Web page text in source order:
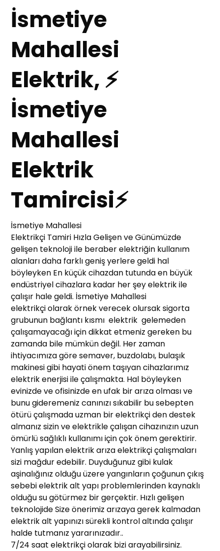
İsmetiye
Mahallesi
Elektrik, ⚡
İsmetiye
Mahallesi
Elektrik
Tamircisi⚡
İsmetiye Mahallesi
Elektrikçi Tamiri Hızla Gelişen ve Günümüzde
gelişen teknoloji ile beraber elektriğin kullanım
alanları daha farklı geniş yerlere geldi hal
böyleyken En küçük cihazdan tutunda en büyük
endüstriyel cihazlara kadar her şey elektrik ile
çalışır hale geldi. İsmetiye Mahallesi
elektrikçi olarak örnek verecek olursak sigorta
grubunun bağlantı kısmı elektrik gelemeden
çalışamayacağı için dikkat etmeniz gereken bu
zamanda bile mümkün değil. Her zaman
ihtiyacımıza göre semaver, buzdolabı, bulaşık
makinesi gibi hayati önem taşıyan cihazlarımız
elektrik enerjisi ile çalışmakta. Hal böyleyken
evinizde ve ofisinizde en ufak bir arıza olması ve
bunu gideremeniz canınızı sıkabilir bu sebepten
ötürü çalışmada uzman bir elektrikçi den destek
almanız sizin ve elektrikle çalışan cihazınızın uzun
ömürlü sağlıklı kullanımı için çok önem gerektirir.
Yanlış yapılan elektrik arıza elektrikçi çalışmaları
sizi mağdur edebilir. Duyduğunuz gibi kulak
aşinalığınız olduğu üzere yangınların çoğunun çıkış
sebebi elektrik alt yapı problemlerinden kaynaklı
olduğu su götürmez bir gerçektir. Hızlı gelişen
teknolojide Size önerimiz arızaya gerek kalmadan
elektrik alt yapınızı sürekli kontrol altında çalışır
halde tutmanız yararınızadır..
7/24 saat elektrikçi olarak bizi arayabilirsiniz.